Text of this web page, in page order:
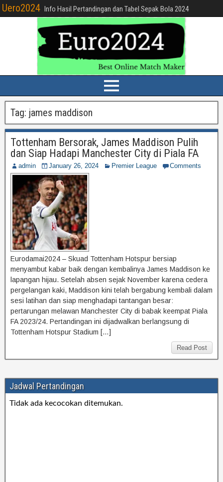
Uero2024 Info Hasil Pertandingan dan Tabel Sepak Bola 2024
Tag: james maddison
Tottenham Bersorak, James Maddison Pulih
dan Siap Hadapi Manchester City di Piala FA
admin January 26, 2024 Premier League Comments
Eurodamai2024 – Skuad Tottenham Hotspur bersiap
menyambut kabar baik dengan kembalinya James Maddison ke
lapangan hijau. Setelah absen sejak November karena cedera
pergelangan kaki, Maddison kini telah bergabung kembali dalam
sesi latihan dan siap menghadapi tantangan besar:
pertarungan melawan Manchester City di babak keempat Piala
FA 2023/24. Pertandingan ini dijadwalkan berlangsung di
Tottenham Hotspur Stadium […]
Read Post
Jadwal Pertandingan